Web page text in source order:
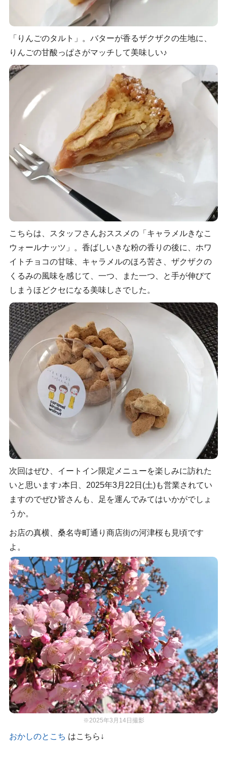
「りんごのタルト」。バターが香るザクザクの生地に、
りんごの甘酸っぱさがマッチして美味しい♪
こちらは、スタッフさんおススメの「キャラメルきなこ
ウォールナッツ」。香ばしいきな粉の香りの後に、ホワ
イトチョコの甘味、キャラメルのほろ苦さ、ザクザクの
くるみの風味を感じて、一つ、また一つ、と手が伸びて
しまうほどクセになる美味しさでした。
次回はぜひ、イートイン限定メニューを楽しみに訪れた
いと思います♪本日、2025年3月22日(土)も営業されてい
ますのでぜひ皆さんも、足を運んでみてはいかがでしょ
うか。
お店の真横、桑名寺町通り商店街の河津桜も見頃です
よ。
※2025年3月14日撮影
おかしのとこち はこちら↓